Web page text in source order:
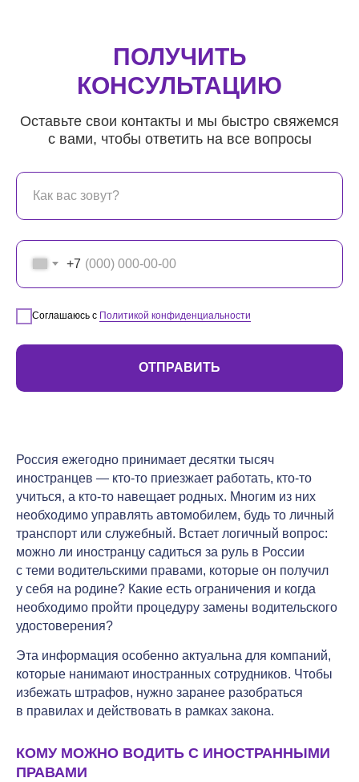
ПОЛУЧИТЬ
КОНСУЛЬТАЦИЮ
Оставьте свои контакты и мы быстро свяжемся
с вами, чтобы ответить на все вопросы
+7
Соглашаюсь с Политикой конфиденциальности
ОТПРАВИТЬ
Россия ежегодно принимает десятки тысяч
иностранцев — кто-то приезжает работать, кто-то
учиться, а кто-то навещает родных. Многим из них
необходимо управлять автомобилем, будь то личный
транспорт или служебный. Встает логичный вопрос:
можно ли иностранцу садиться за руль в России
с теми водительскими правами, которые он получил
у себя на родине? Какие есть ограничения и когда
необходимо пройти процедуру замены водительского
удостоверения?
Эта информация особенно актуальна для компаний,
которые нанимают иностранных сотрудников. Чтобы
избежать штрафов, нужно заранее разобраться
в правилах и действовать в рамках закона.
КОМУ МОЖНО ВОДИТЬ С ИНОСТРАННЫМИ
ПРАВАМИ